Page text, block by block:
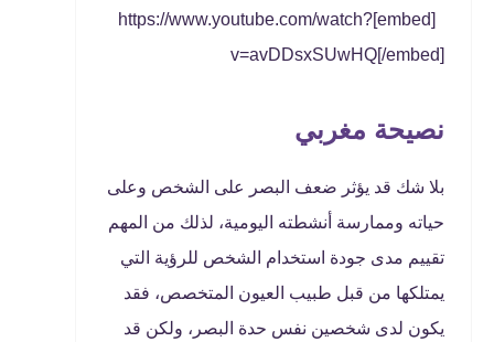
[embed]https://www.youtube.com/watch?
v=avDDsxSUwHQ[/embed]
نصيحة مغربي
بلا شك قد يؤثر ضعف البصر على الشخص وعلى
حياته وممارسة أنشطته اليومية، لذلك من المهم
تقييم مدى جودة استخدام الشخص للرؤية التي
يمتلكها من قبل طبيب العيون المتخصص، فقد
يكون لدى شخصين نفس حدة البصر، ولكن قد